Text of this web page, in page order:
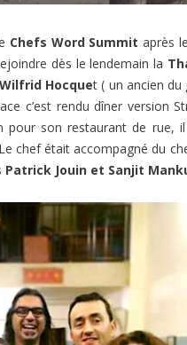
Chefs Word Summit après
dès le lendemain la
Wilfrid Hocquet ( un ancien du
c’est rendu dîner version
pour son restaurant de
chef était accompagné du
Patrick Jouin et Sanjit